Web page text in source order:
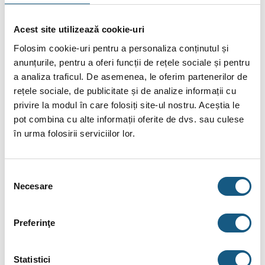
Acest site utilizează cookie-uri
Folosim cookie-uri pentru a personaliza conținutul și
anunțurile, pentru a oferi funcții de rețele sociale și pentru
a analiza traficul. De asemenea, le oferim partenerilor de
rețele sociale, de publicitate și de analize informații cu
privire la modul în care folosiți site-ul nostru. Aceștia le
pot combina cu alte informații oferite de dvs. sau culese
în urma folosirii serviciilor lor.
consimțământului
Necesare
Preferinţe
Statistici
INFORMAȚII SUPLIMENTARE
BRAND
Robinetul de testare şi golire este utilizat în instalaţiile de stins
pentru mentenanţă. Datorită diferitelor secţiuni de curgere